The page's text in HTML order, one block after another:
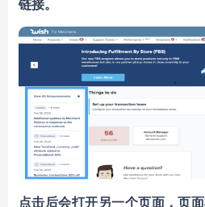
链接。
点击后会打开另一个页面，页